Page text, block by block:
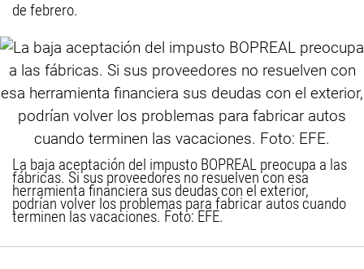
de febrero.
La baja aceptación del impusto BOPREAL preocupa a las
fábricas. Si sus proveedores no resuelven con esa
herramienta financiera sus deudas con el exterior,
podrían volver los problemas para fabricar autos cuando
terminen las vacaciones. Foto: EFE.